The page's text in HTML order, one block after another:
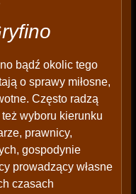
bądź okolic tego
o sprawy miłosne,
Często radzą
wyboru kierunku
prawnicy,
gospodynie
prowadzący własne
czasach